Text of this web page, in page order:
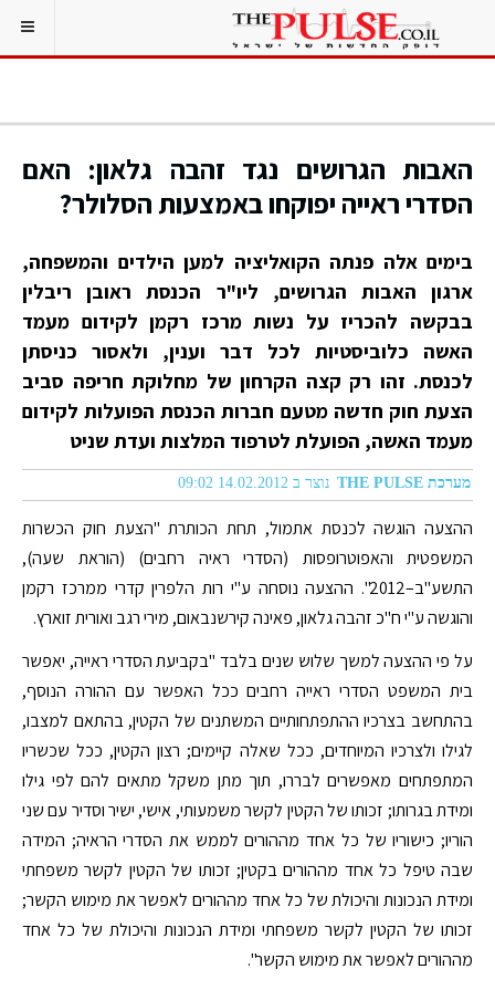
האבות הגרושים נגד זהבה גלאון: האם
הסדרי ראייה יפוקחו באמצעות הסלולר?
בימים אלה פנתה הקואליציה למען הילדים והמשפחה,
ארגון האבות הגרושים, ליו"ר הכנסת ראובן ריבלין
בבקשה להכריז על נשות מרכז רקמן לקידום מעמד
האשה כלוביסטיות לכל דבר וענין, ולאסור כניסתן
לכנסת. זהו רק קצה הקרחון של מחלוקת חריפה סביב
הצעת חוק חדשה מטעם חברות הכנסת הפועלות לקידום
מעמד האשה, הפועלת לטרפוד המלצות ועדת שניט
מערכת THE PULSE נוצר ב 14.02.2012 09:02
ההצעה הוגשה לכנסת אתמול, תחת הכותרת "הצעת חוק הכשרות
המשפטית והאפוטרופסות (הסדרי ראיה רחבים) (הוראת שעה),
התשע"ב–2012". ההצעה נוסחה ע"י רות הלפרין קדרי ממרכז רקמן
והוגשה ע"י ח"כ זהבה גלאון, פאינה קירשנבאום, מירי רגב ואורית זוארץ.
על פי ההצעה למשך שלוש שנים בלבד "בקביעת הסדרי ראייה, יאפשר
בית המשפט הסדרי ראייה רחבים ככל האפשר עם ההורה הנוסף,
בהתחשב בצרכיו ההתפתחותיים המשתנים של הקטין, בהתאם למצבו,
לגילו ולצרכיו המיוחדים, ככל שאלה קיימים; רצון הקטין, ככל שכשריו
המתפתחים מאפשרים לבררו, תוך מתן משקל מתאים להם לפי גילו
ומידת בגרותו; זכותו של הקטין לקשר משמעותי, אישי, ישיר וסדיר עם שני
הוריו; כישוריו של כל אחד מההורים לממש את הסדרי הראיה; המידה
שבה טיפל כל אחד מההורים בקטין; זכותו של הקטין לקשר משפחתי
ומידת הנכונות והיכולת של כל אחד מההורים לאפשר את מימוש הקשר;
זכותו של הקטין לקשר משפחתי ומידת הנכונות והיכולת של כל אחד
מההורים לאפשר את מימוש הקשר".